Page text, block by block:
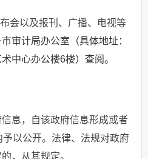
会以及报刊、广播、电视等
审计局办公室（具体地址：
中心办公楼6楼）查阅。
息，自该政府信息形成或者
以公开。法律、法规对政府
，从其规定。